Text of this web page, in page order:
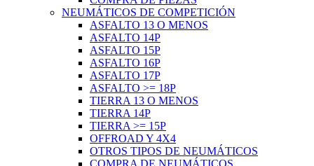
NEUMÁTICOS DE COMPETICIÓN
ASFALTO 13 O MENOS
ASFALTO 14P
ASFALTO 15P
ASFALTO 16P
ASFALTO 17P
ASFALTO >= 18P
TIERRA 13 O MENOS
TIERRA 14P
TIERRA >= 15P
OFFROAD Y 4X4
OTROS TIPOS DE NEUMÁTICOS
COMPRA DE NEUMÁTICOS